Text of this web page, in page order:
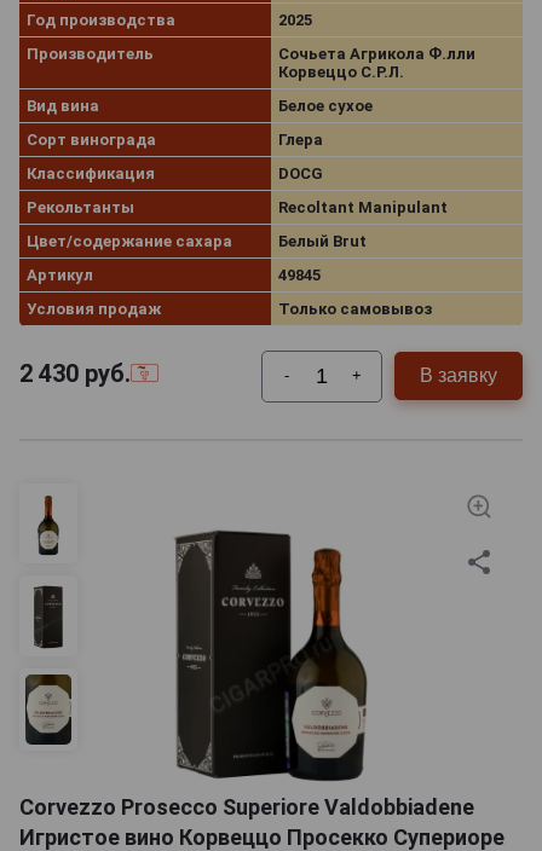
Год производства
2025
Производитель
Сочьета Агрикола Ф.лли
Корвеццо С.Р.Л.
Вид вина
Белое сухое
Сорт винограда
Глера
Классификация
DOCG
Рекольтанты
Recoltant Manipulant
Цвет/содержание сахара
Белый Brut
Артикул
49845
Условия продаж
Только самовывоз
2 430 руб. - + В заявку
Corvezzo Prosecco Superiore Valdobbiadene
Игристое вино Корвеццо Просекко Супериоре